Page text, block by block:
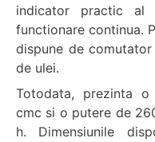
indicator practic al
functionare continua.
dispune de
de ulei.
Totodata, prezinta
cmc si o putere de
h. Dimensiunile